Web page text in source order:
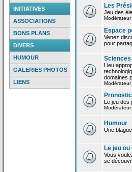
INITIATIVES
ASSOCIATIONS
BONS PLANS
DIVERS
HUMOUR
GALERIES PHOTOS
LIENS
Les
Jeu des
Modérateur
Espace
Venez
pour
Lieu
domaines
Modérateur
Le jeu des
Modérateur
Humour
Une
Le jeu
Vous
se